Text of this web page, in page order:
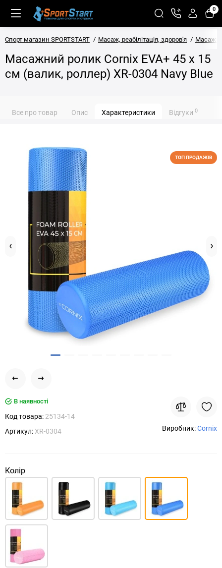
0
Спорт магазин SPORTSTART Масаж, реабілітація, здоров'я
Масажний ролик Cornix EVA+ 45 x 15
см (валик, роллер) XR-0304 Navy Blue
Все про товар Опис Характеристики Відгуки 0
ТОП ПРОДАЖІВ
В наявності
Код товара: 25134-14
Артикул: XR-0304 Виробник:Cornix
Колір